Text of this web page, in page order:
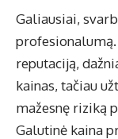
Galiausiai,
reputaciją,
kainas, tačiau
mažesnę riziką
Galutinė kaina